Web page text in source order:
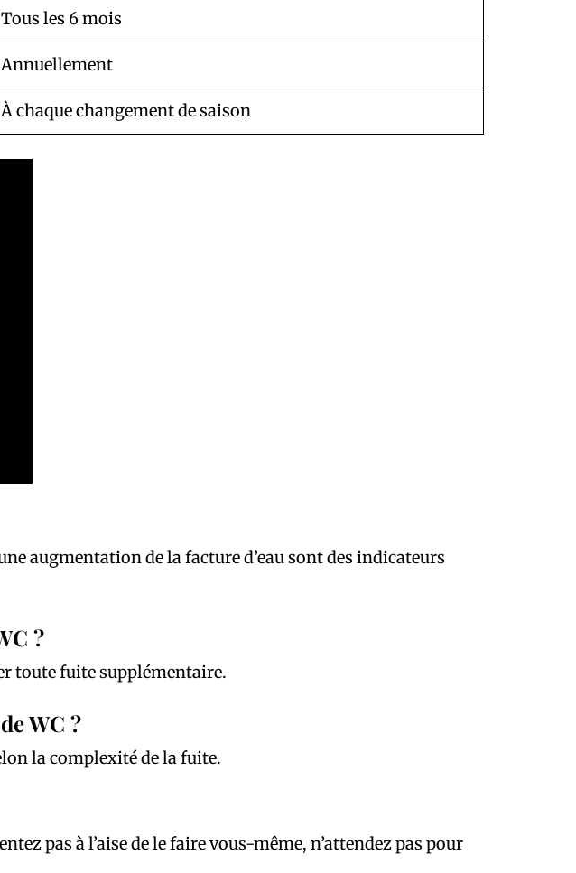
Tous les 6 mois
Annuellement
À chaque changement de saison
augmentation de la facture d’eau sont des indicateurs
?
toute fuite supplémentaire.
WC ?
la complexité de la fuite.
pas à l’aise de le faire vous-même, n’attendez pas pour